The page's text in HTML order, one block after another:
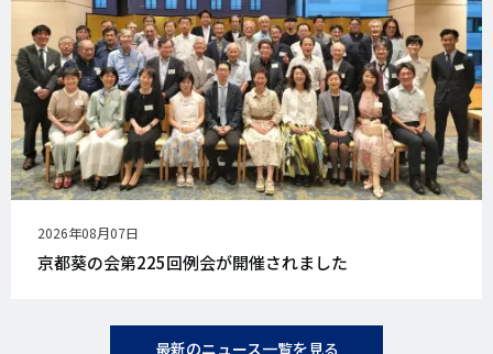
公
開
日
2026年08月07日
京都葵の会第225回例会が開催されました
最新のニュース一覧を見る